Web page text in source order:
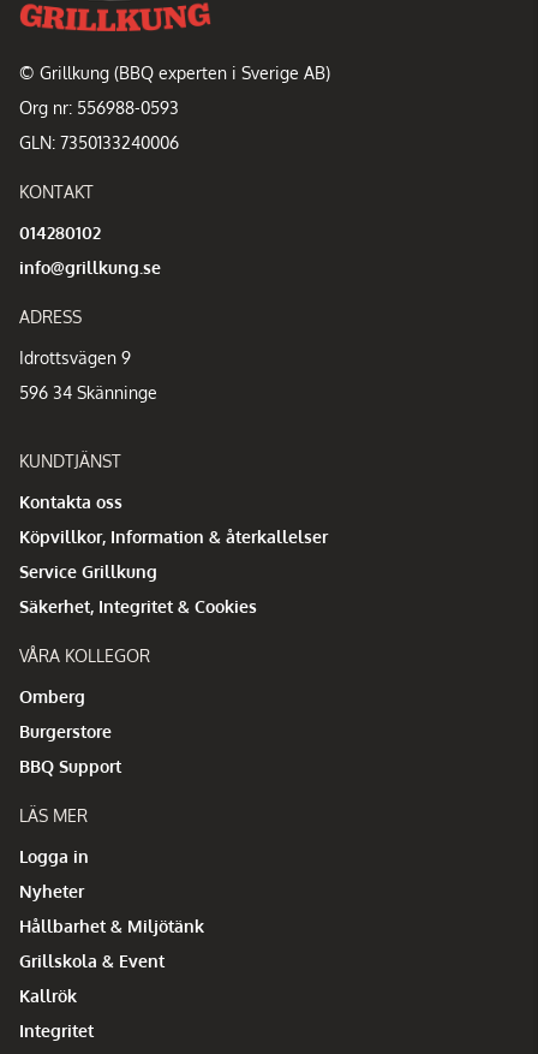
© Grillkung (BBQ experten i Sverige AB)
Org nr: 556988-0593
GLN: 7350133240006
KONTAKT
014280102
info@grillkung.se
ADRESS
Idrottsvägen 9
596 34 Skänninge
KUNDTJÄNST
Kontakta oss
Köpvillkor, Information & återkallelser
Service Grillkung
Säkerhet, Integritet & Cookies
VÅRA KOLLEGOR
Omberg
Burgerstore
BBQ Support
LÄS MER
Logga in
Nyheter
Hållbarhet & Miljötänk
Grillskola & Event
Kallrök
Integritet